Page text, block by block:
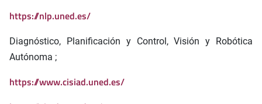
https://nlp.uned.es/
Diagnóstico, Planificación y Control, Visión y Robótica
Autónoma ;
https://www.cisiad.uned.es/